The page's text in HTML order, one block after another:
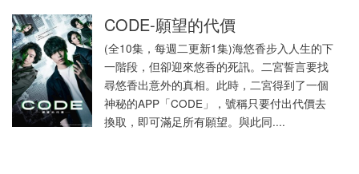
CODE-願望的代價
(全10集，每週二更新1集)海悠香步入人生的下
一階段，但卻迎來悠香的死訊。二宮誓言要找
尋悠香出意外的真相。此時，二宮得到了一個
神秘的APP「CODE」，號稱只要付出代價去
換取，即可滿足所有願望。與此同....